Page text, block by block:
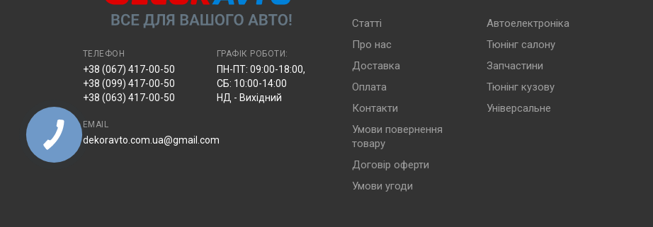
ТЕЛЕФОН
+38 (067) 417-00-50
+38 (099) 417-00-50
+38 (063) 417-00-50
ГРАФІК РОБОТИ:
ПН-ПТ: 09:00-18:00,
СБ: 10:00-14:00
НД - Вихідний
EMAIL
dekoravto.com.ua@gmail.com
Статті
Про нас
Доставка
Оплата
Контакти
Умови повернення
товару
Договір оферти
Умови угоди
Автоелектроніка
Тюнінг салону
Запчастини
Тюнінг кузову
Універсальне